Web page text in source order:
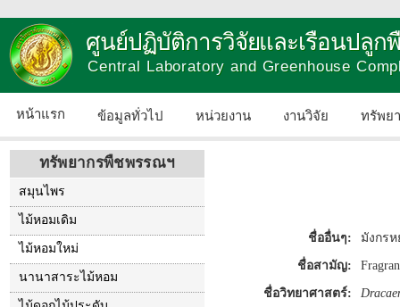
ศูนย์ปฏิบัติการวิจัยและเรือนปลูก
Central Laboratory and Greenhouse
หน้าแรก ข้อมูลทั่วไป หน่วยงาน งานวิจัย ทรัพย
ทรัพยากรพืชพรรณฯ
สมุนไพร
ไม้หอมเดิม
ไม้หอมใหม่
นานาสาระไม้หอม
ชื่ออื่นๆ: มังกรห
ชื่อสามัญ:
ชื่อวิทยาศาสตร์: